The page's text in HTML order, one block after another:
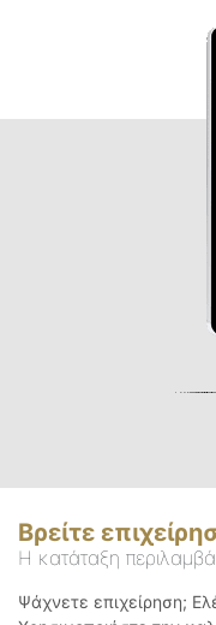
Βρείτε
Η κατάταξη
Ψάχνετε επιχείρηση;